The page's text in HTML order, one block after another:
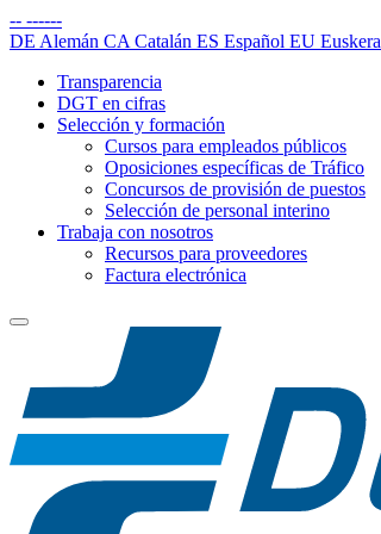
-- ------
DE Alemán CA Catalán ES Español EU Euskera
Transparencia
DGT en cifras
Selección y formación
Cursos para empleados públicos
Oposiciones específicas de Tráfico
Concursos de provisión de puestos
Selección de personal interino
Trabaja con nosotros
Recursos para proveedores
Factura electrónica